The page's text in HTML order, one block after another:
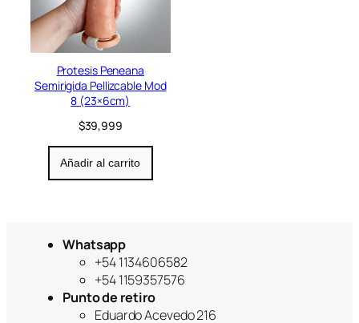
Protesis Peneana
Semirigida Pellizcable Mod
8 (23×6cm)
$39,999
Añadir al carrito
Whatsapp
+54 1134606582
+54 1159357576
Punto de retiro
Eduardo Acevedo 216